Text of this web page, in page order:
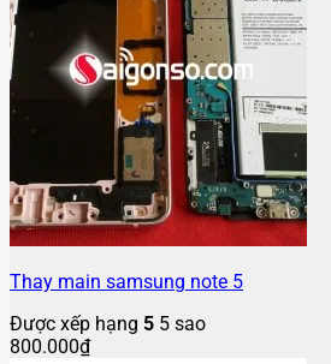
Thay main samsung note 5
Được xếp hạng 5 5 sao
800.000₫